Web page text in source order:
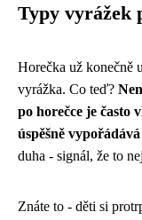
Typy vyrážek
Horečka už konečně
vyrážka. Co teď?
po horečce je často
úspěšně
duha - signál, že to
Znáte to - děti si